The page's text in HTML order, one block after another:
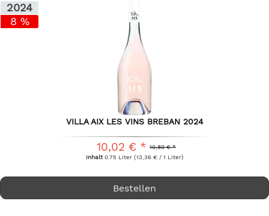
2024
8 %
VILLA AIX LES VINS BREBAN 2024
10,89 € *
10,02 € *
Inhalt0.75 Liter (13,36 € / 1 Liter)
Bestellen